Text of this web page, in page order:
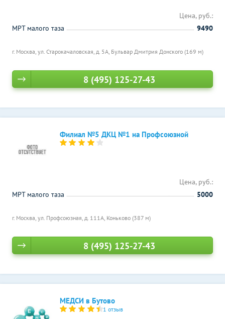
г. Москва, ул. Старокачаловская, д. 5А, Бульвар Дмитрия Донского (169 м)
Цена, руб.:
МРТ малого таза
9490
8 (495) 125-27-43
Филиал №5 ДКЦ №1 на Профсоюзной
г. Москва, ул. Профсоюзная, д. 111А, Коньково (387 м)
Цена, руб.:
МРТ малого таза
5000
8 (495) 125-27-43
МЕДСИ в Бутово
1 отзыв